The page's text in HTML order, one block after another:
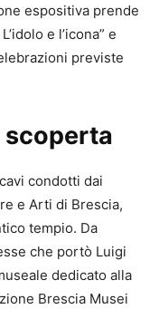
espositiva prende
e l’icona” e
previste
scoperta
condotti dai
e Arti di Brescia,
tempio. Da
che portò Luigi
dedicato alla
Brescia Musei